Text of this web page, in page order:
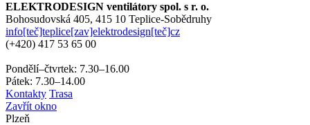
ELEKTRODESIGN ventilátory spol. s r. o.
Bohosudovská 405, 415 10 Teplice-Sobědruhy
info[teč]teplice[zav]elektrodesign[teč]cz
(+420) 417 53 65 00
Pondělí–čtvrtek: 7.30–16.00
Pátek: 7.30–14.00
Kontakty Trasa
Zavřít okno
Plzeň